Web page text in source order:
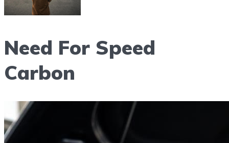
Need For Speed
Carbon